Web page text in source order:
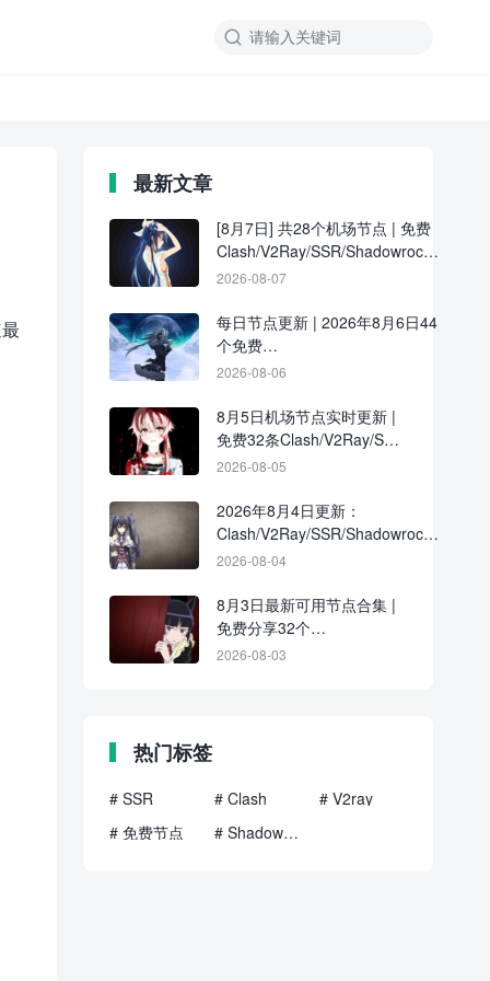

最新文章
[8月7日] 共28个机场节点 | 免费
Clash/V2Ray/SSR/Shadowrocket
订阅更新
2026-08-07
每日节点更新 | 2026年8月6日44
个免费
Clash/V2Ray/SSR/Shadowrocket
2026-08-06
8月5日机场节点实时更新 |
免费32条Clash/V2Ray/SSR
订阅链接分享
2026-08-05
2026年8月4日更新：
Clash/V2Ray/SSR/Shadowrocket
共39条免费节点
2026-08-04
8月3日最新可用节点合集 |
免费分享32个
Clash/V2Ray/SSR订阅链接
2026-08-03
热门标签
# SSR # Clash
# V2ray
# 免费节点
# Shadowrocket